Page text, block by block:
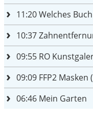
11:20Welches
10:37
09:55 RO
09:09 FFP2 Masken
06:46 Mein Garten